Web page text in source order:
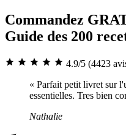
Commandez
Guide des 200
4.9/5 (4423
« Parfait petit livret sur
essentielles. Tres bien
Nathalie